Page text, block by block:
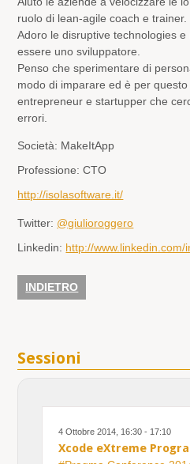
ruolo di lean-agile coach e trainer.
Adoro le disruptive technologies
essere uno sviluppatore.
Penso che sperimentare di
modo di imparare ed è per
entrepreneur e startupper che
errori.
Società: MakeItApp
Professione: CTO
http://isolasoftware.it/
Twitter: @giulioroggero
Linkedin: http://www.linkedin.com/
INDIETRO
Sessioni
4 Ottobre 2014, 16:30 - 17:10
Xcode eXtreme